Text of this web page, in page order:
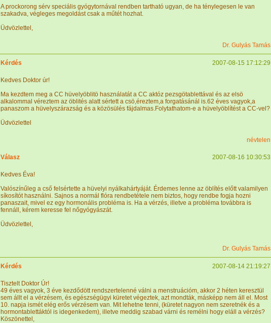
A prockorong sérv speciális gyógytornával rendben tartható ugyan, de ha ténylegesen le van
szakadva, végleges megoldást csak a műtét hozhat.
Üdvözlettel,
Dr. Gulyás Tamás
Kérdés 2007-08-15 17:12:29
Kedves Doktor úr!
Ma kezdtem meg a CC hüvelyöblitö használatát a CC aktóz pezsgötablettával és az elsö
alkalommal véreztem az öblités alatt sértett a csö,éreztem,a forgatásánál is.62 éves vagyok,a
panaszom a hüvelyszárazság és a közösülés fájdalmas.Folytathatom-e a hüvelyöblítést a CC-vel?
Üdvözlettel
névtelen
Válasz 2007-08-16 10:30:53
Kedves Éva!
Valószínűleg a cső felsértette a hüvelyi nyálkahártyáját. Érdemes lenne az öblítés előtt valamilyen
síkosítót használni. Sajnos a normál flóra rendbetétele nem biztos, hogy rendbe fogja hozni
panaszait, mivel ez egy hormonális probléma is. Ha a vérzés, illetve a probléma továbbra is
fennáll, kérem keresse fel nőgyógyászát.
Üdvözlettel,
Dr. Gulyás Tamás
Kérdés 2007-08-14 21:19:27
Tisztelt Doktor Úr!
49 éves vagyok, 3 éve kezdődött rendszertelenné válni a menstruációm, akkor 2 héten keresztül
sem állt el a vérzésem, és egészségügyi küretet végeztek, azt mondták, másképp nem áll el. Most
10. napja ismét elég erős vérzésem van. Mit lehetne tenni, (küretet nagyon nem szeretnék és a
hormontablettáktól is idegenkedem), illetve meddig szabad várni és remélni hogy eláll a vérzés?
Köszönettel,